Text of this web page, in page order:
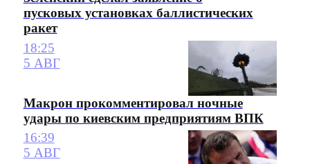
пусковых установках баллистических
ракет
18:25
5 АВГ
Макрон прокомментировал ночные
удары по киевским предприятиям ВПК
16:39
5 АВГ